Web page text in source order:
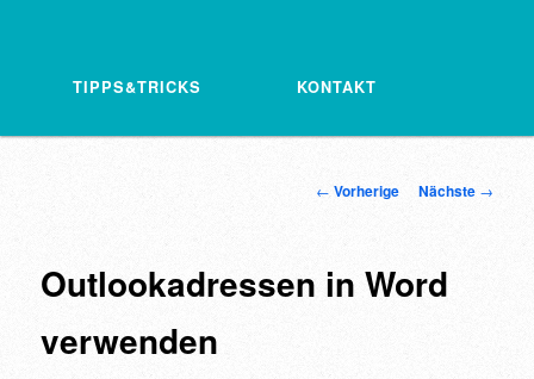
TIPPS&TRICKS KONTAKT
Artikelnavigation
← Vorherige Nächste →
Outlookadressen in Word
verwenden